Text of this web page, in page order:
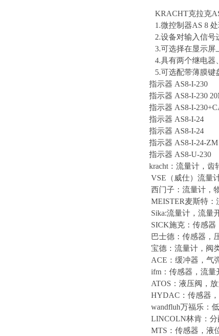
KRACHT克拉克
1.微控制器AS 8
2.设备对输入信号
3.可选择在显示屏
4.具有两个继电器
5.可选配带薄膜键
指示器 AS8-I-230
指示器 AS8-I-230
指示器 AS8-I-
指示器 AS8-I-24
指示器 AS8-I-24
指示器 AS8-I-24-ZM
指示器 AS8-U-230
kracht：流量计，
VSE（威仕）流量
西门子：流量计，
MEISTER麦斯特：
Sika:流量计，流量
SICK施克：传感器
巴士德：传感器，
宝德：流量计，阀
ACE：缓冲器，气
ifm：传感器，流量
ATOS：液压阀，
HYDAC：传感器
wandfluh万福乐：
LINCOLN林肯：
MTS：传感器，液